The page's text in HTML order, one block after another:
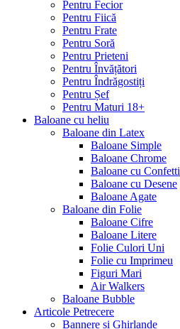
Pentru Fecior
Pentru Fiică
Pentru Frate
Pentru Soră
Pentru Prieteni
Pentru Învățători
Pentru Îndrăgostiți
Pentru Șef
Pentru Maturi 18+
Baloane cu heliu
Baloane din Latex
Baloane Simple
Baloane Chrome
Baloane cu Confetti
Baloane cu Desene
Baloane Agate
Baloane din Folie
Baloane Cifre
Baloane Litere
Folie Culori Uni
Folie cu Imprimeu
Figuri Mari
Air Walkers
Baloane Bubble
Articole Petrecere
Bannere și Ghirlande